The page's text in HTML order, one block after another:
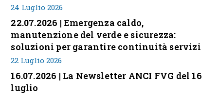
24 Luglio 2026
22.07.2026 | Emergenza caldo,
manutenzione del verde e sicurezza:
soluzioni per garantire continuità servizi
22 Luglio 2026
16.07.2026 | La Newsletter ANCI FVG del 16
luglio